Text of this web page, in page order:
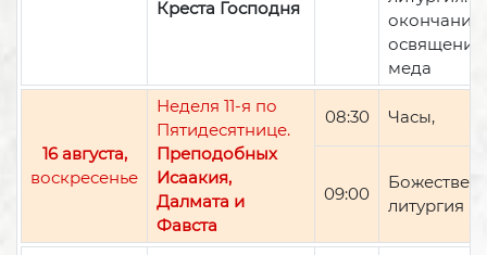
Креста Господня
окончании
освящение
меда
16 августа,
воскресенье
Неделя 11-я по
Пятидесятнице.
Преподобных
Исаакия,
Далмата и
Фавста
08:30 Часы,
09:00
литургия